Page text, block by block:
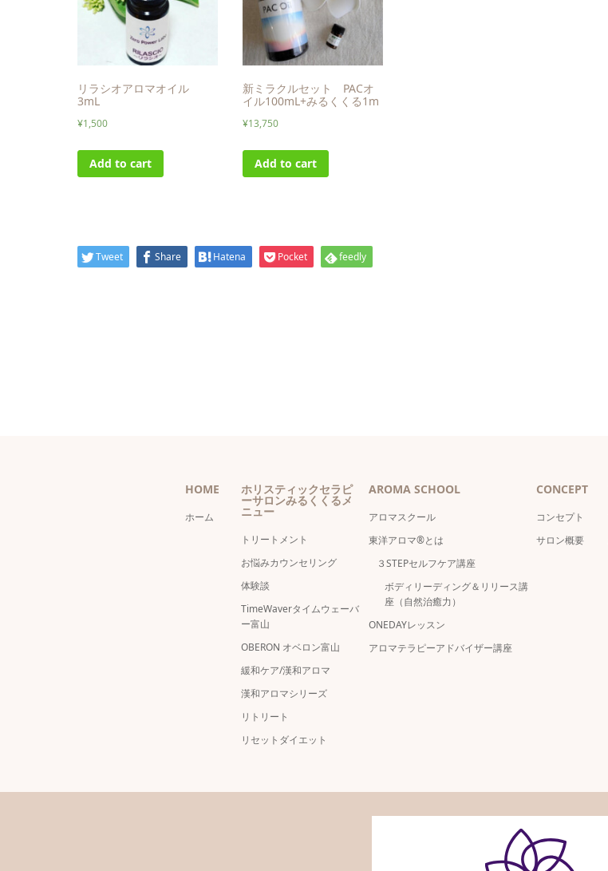
リラシオアロマオイル
3mL
¥1,500
Add to cart
新ミラクルセット PACオ
イル100mL+みるくくる1m
¥13,750
Add to cart
Tweet Share Hatena Pocket feedly
HOME
ホーム
ホリスティックセラピ
ーサロンみるくくるメ
ニュー
トリートメント
お悩みカウンセリング
体験談
TimeWaverタイムウェーバ
ー富山
OBERON オベロン富山
緩和ケア/漢和アロマ
漢和アロマシリーズ
リトリート
リセットダイエット
AROMA SCHOOL
アロマスクール
東洋アロマ®とは
３STEPセルフケア講座
ボディリーディング＆リリース講
座（自然治癒力）
ONEDAYレッスン
アロマテラピーアドバイザー講座
CONCEPT
コンセプト
サロン概要